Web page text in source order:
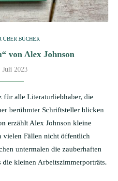
ÜBER BÜCHER
von Alex Johnson
Juli 2023
für alle Literaturliebhaber, die
berühmter Schriftsteller blicken
erzählt Alex Johnson kleine
vielen Fällen nicht öffentlich
untermalen die zauberhaften
die kleinen Arbeitszimmerporträts.